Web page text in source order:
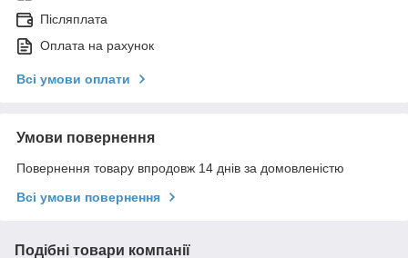
Післяплата
Оплата на рахунок
Всі умови оплати
Умови повернення
Повернення товару впродовж 14 днів за домовленістю
Всі умови повернення
Подібні товари компанії